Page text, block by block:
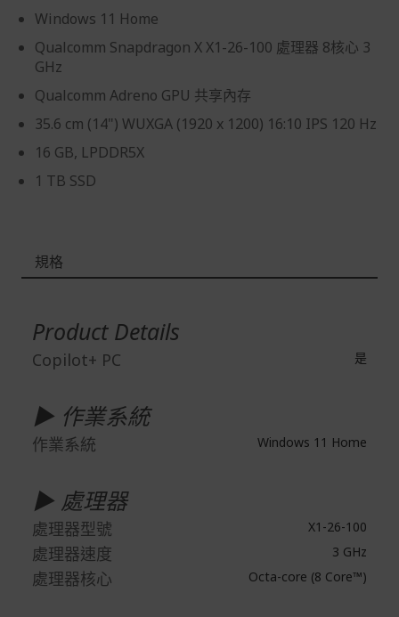
退/換貨須知
本網站消費者享有商品到貨七天鑑賞期之權益(鑑賞期並非
試用期)。
到貨七天內消費者有權申請退貨或換貨；超過七天以上(含
假日)，恕無法辦理。
退回之商品必須是全新狀態且完整包裝(含商品、附件、包
裝、紙箱及所有附隨文件或資料)。
商品到貨後進行開箱前請全程錄影以確保自身權益 ! 非商
者保護法第十九條第二項規定，一經拆封後恕不接受退換
貨。
繫客服。
配送服務
運宅配到府。
Acer旗下品牌商品除可宅配配送全台各地外，部分商品可
在消費者完成訂單付款後兩個工作天內會安排訂單出貨，
非Acer旗下品牌商品依配合廠商規範，可能會有無法配送
外島的狀況，
您可以於「我的訂單」內查詢訂單出貨狀態 (路徑：我的帳
號 > 我的訂單)。
Windows 11 Home
Qualcomm Snapdragon X X1-26-100 處理器 8核心 3
GHz
Qualcomm Adreno GPU 共享內存
35.6 cm (14") WUXGA (1920 x 1200) 16:10 IPS 120 Hz
16 GB, LPDDR5X
1 TB SSD
規格
資
Product Details
Copilot+ PC 是
▶ 作業系統
作業系統 Windows 11 Home
▶ 處理器
處理器型號 X1-26-100
處理器速度 3 GHz
處理器核心 Octa-core (8 Core™)